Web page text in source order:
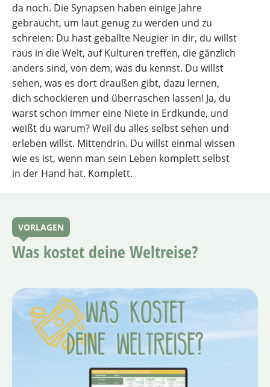
da noch. Die Synapsen haben einige Jahre
gebraucht, um laut genug zu werden und zu
schreien: Du hast geballte Neugier in dir, du willst
raus in die Welt, auf Kulturen treffen, die gänzlich
anders sind, von dem, was du kennst. Du willst
sehen, was es dort draußen gibt, dazu lernen,
dich schockieren und überraschen lassen! Ja, du
warst schon immer eine Niete in Erdkunde, und
weißt du warum? Weil du alles selbst sehen und
erleben willst. Mittendrin. Du willst einmal wissen
wie es ist, wenn man sein Leben komplett selbst
in der Hand hat. Komplett.
VORLAGEN
Was kostet deine Weltreise?